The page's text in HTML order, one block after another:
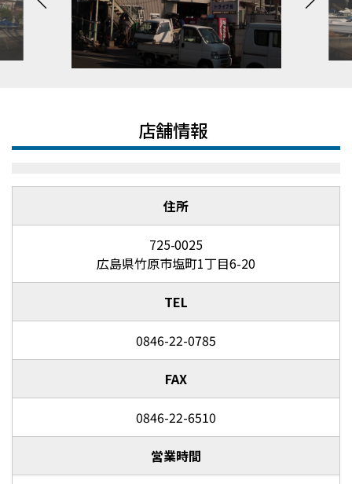
店舗情報
住所
725-0025
広島県竹原市塩町1丁目6-20
TEL
0846-22-0785
FAX
0846-22-6510
営業時間